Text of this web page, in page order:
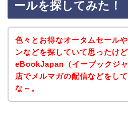
ールを探してみた！
色々とお得なオータムセール
ンなどを探していて思ったけど
eBookJapan（イーブックジ
店でメルマガの配信などをし
な～。